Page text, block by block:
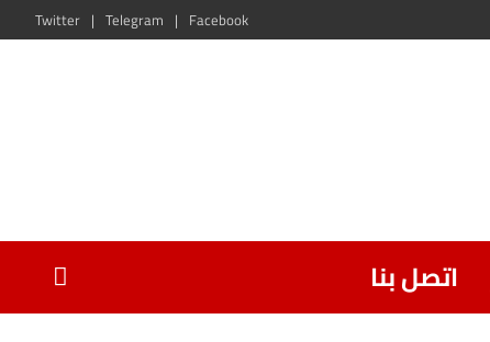
Facebook
Telegram
Twitter
اتصل بنا